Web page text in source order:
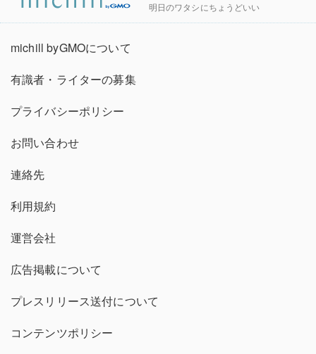
明日のワタシにちょうどいい
michill byGMOについて
有識者・ライターの募集
プライバシーポリシー
お問い合わせ
連絡先
利用規約
運営会社
広告掲載について
プレスリリース送付について
コンテンツポリシー